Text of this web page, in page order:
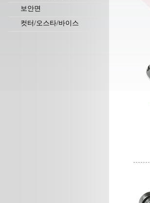
보안면
컷터/오스타/바이스